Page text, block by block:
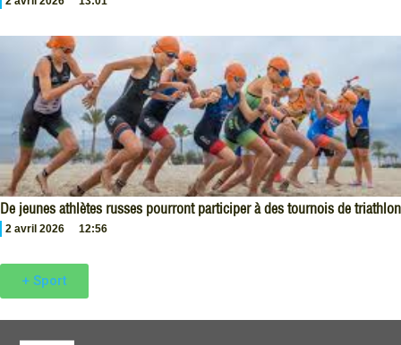
De jeunes athlètes russes pourront participer à des tournois de triathlon
2 avril 2026 12:56
+ Sport